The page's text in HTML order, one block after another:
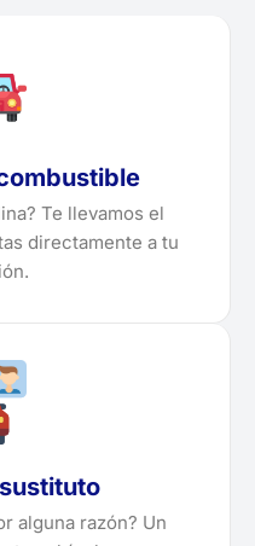
Te llevamos el
directamente a tu
alguna razón? Un